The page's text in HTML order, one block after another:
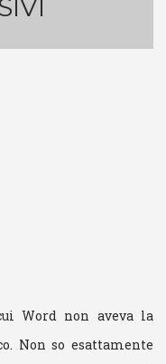
Word non aveva la
Non so esattamente